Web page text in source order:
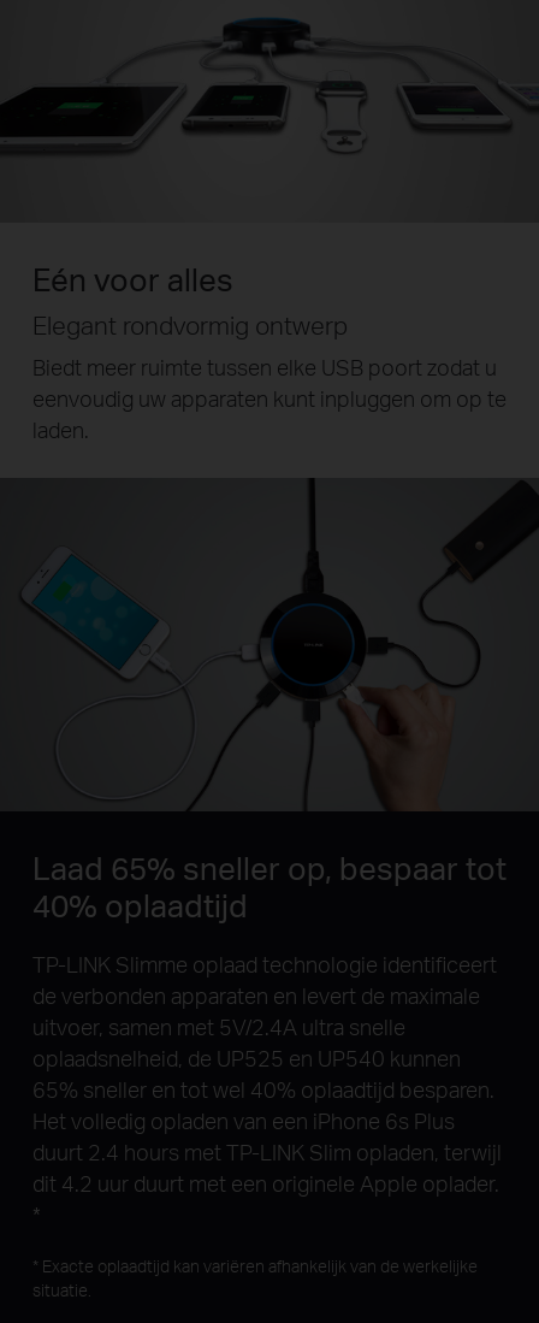
Eén voor alles
Elegant rondvormig ontwerp
Biedt meer ruimte tussen elke USB poort zodat u
eenvoudig uw apparaten kunt inpluggen om op te
laden.
Laad 65% sneller op, bespaar tot
40% oplaadtijd
TP-LINK Slimme oplaad technologie identificeert
de verbonden apparaten en levert de maximale
uitvoer, samen met 5V/2.4A ultra snelle
oplaadsnelheid, de UP525 en UP540 kunnen
65% sneller en tot wel 40% oplaadtijd besparen.
Het volledig opladen van een iPhone 6s Plus
duurt 2.4 hours met TP-LINK Slim opladen, terwijl
dit 4.2 uur duurt met een originele Apple oplader.
*
* Exacte oplaadtijd kan variëren afhankelijk van de werkelijke
situatie.